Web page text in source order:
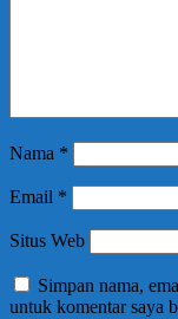
Nama *
Email *
Situs Web
Simpan nama,
untuk komentar saya